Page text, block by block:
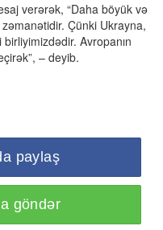
verərək, “Daha böyük və
Çünki Ukrayna,
Avropanın
– deyib.
paylaş
göndər